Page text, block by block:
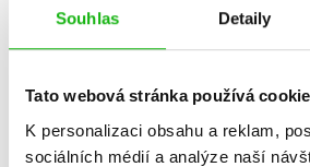
Souhlas Detaily
Tato webová stránka používá
K personalizaci obsahu a reklam,
sociálních médií a analýze naší
Vaše hodnocení
Uživatelskou recenzi mohou vkládat pouze
Přihlásit